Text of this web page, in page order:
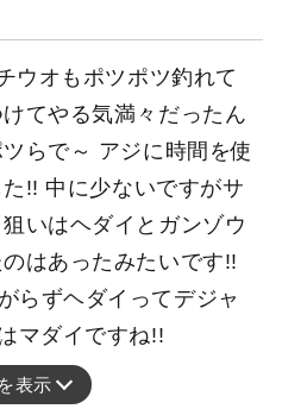
ウオもポツポツ釣れて
てやる気満々だったん
らで～ アジに時間を使
!! 中に少ないですがサ
いはヘダイとガンゾウ
はあったみたいです!!
らずヘダイってデジャ
マダイですね!!
表示